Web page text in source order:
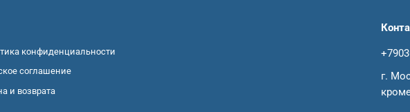
конфиденциальности
соглашение
и возврата
г.